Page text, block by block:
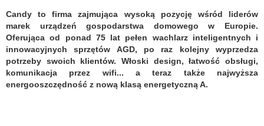
Candy to firma zajmująca wysoką pozycję wśród liderów
marek urządzeń gospodarstwa domowego w Europie.
Oferująca od ponad 75 lat pełen wachlarz inteligentnych i
innowacyjnych sprzętów AGD, po raz kolejny wyprzedza
potrzeby swoich klientów. Włoski design, łatwość obsługi,
komunikacja przez wifi... a teraz także najwyższa
energooszczędność z nową klasą energetyczną A.